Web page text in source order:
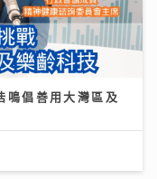
鳴倡善用大灣區及